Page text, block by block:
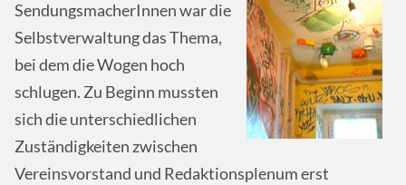
SendungsmacherInnen war die
Selbstverwaltung das Thema,
bei dem die Wogen hoch
schlugen. Zu Beginn mussten
sich die unterschiedlichen
Zuständigkeiten zwischen
Vereinsvorstand und Redaktionsplenum erst